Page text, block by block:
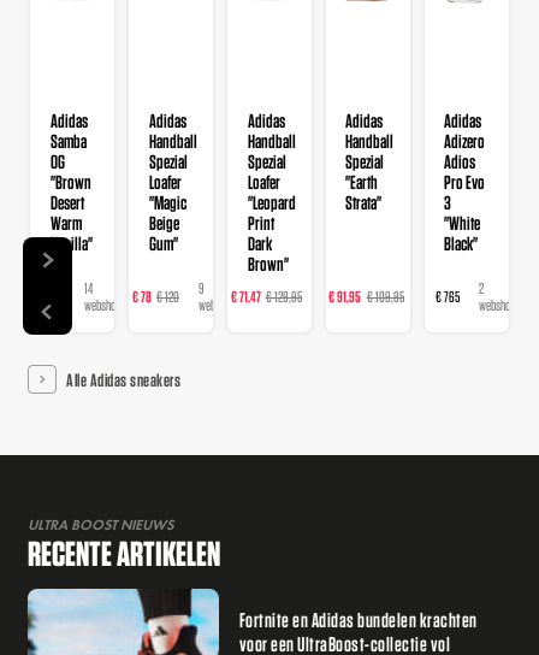
Adidas
Samba
OG
"Brown
Desert
Warm
Vanilla"
14
webshops
Adidas
Handball
Spezial
Loafer
"Magic
Beige
Gum"
€ 78 € 120
9
webshops
Adidas
Handball
Spezial
Loafer
"Leopard
Print
Dark
Brown"
€ 71,47 € 129,95
webshops
Adidas
Handball
Spezial
"Earth
Strata"
€ 91,95 € 109,95
webshops
Adidas
Adizero
Adios
Pro Evo
3
"White
Black"
€ 765
2
webshops
Alle Adidas sneakers
ULTRA BOOST NIEUWS
RECENTE ARTIKELEN
Fortnite en Adidas bundelen krachten
voor een UltraBoost-collectie vol